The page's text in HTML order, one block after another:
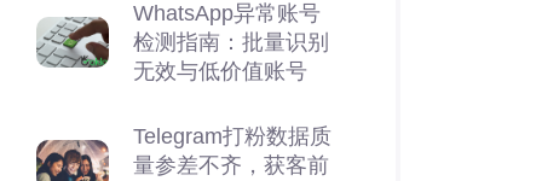
WhatsApp异常账号
检测指南：批量识别
无效与低价值账号
Telegram打粉数据质
量参差不齐，获客前